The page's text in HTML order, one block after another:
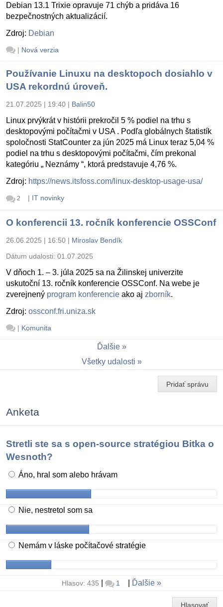
Debian 13.1 Trixie opravuje 71 chýb a pridáva 16
bezpečnostných aktualizácií.
Zdroj: Debian
| Nová verzia
Používanie Linuxu na desktopoch dosiahlo v
USA rekordnú úroveň.
21.07.2025 | 19:40 | Balin50
Linux prvýkrát v histórii prekročil 5 % podiel na trhu s
desktopovými počítačmi v USA . Podľa globálnych štatistík
spoločnosti StatCounter za jún 2025 má Linux teraz 5,04 %
podiel na trhu s desktopovými počítačmi, čím prekonal
kategóriu „ Neznámy “, ktorá predstavuje 4,76 %.
Zdroj: https://news.itsfoss.com/linux-desktop-usage-usa/
2 | IT novinky
O konferencii 13. ročník konferencie OSSConf
26.06.2025 | 16:50 | Miroslav Bendík
Dátum udalosti: 01.07.2025
V dňoch 1. – 3. júla 2025 sa na Žilinskej univerzite
uskutoční 13. ročník konferencie OSSConf. Na webe je
zverejnený program konferencie ako aj zborník.
Zdroj: ossconf.fri.uniza.sk
| Komunita
Ďalšie
Všetky udalosti
Pridať správu
Anketa
Stretli ste sa s open-source stratégiou Bitka o
Wesnoth?
Áno, hral som alebo hrávam
Nie, nestretol som sa
Nemám v láske počítačové stratégie
Hlasov: 435 1 Ďalšie
Hlasovať